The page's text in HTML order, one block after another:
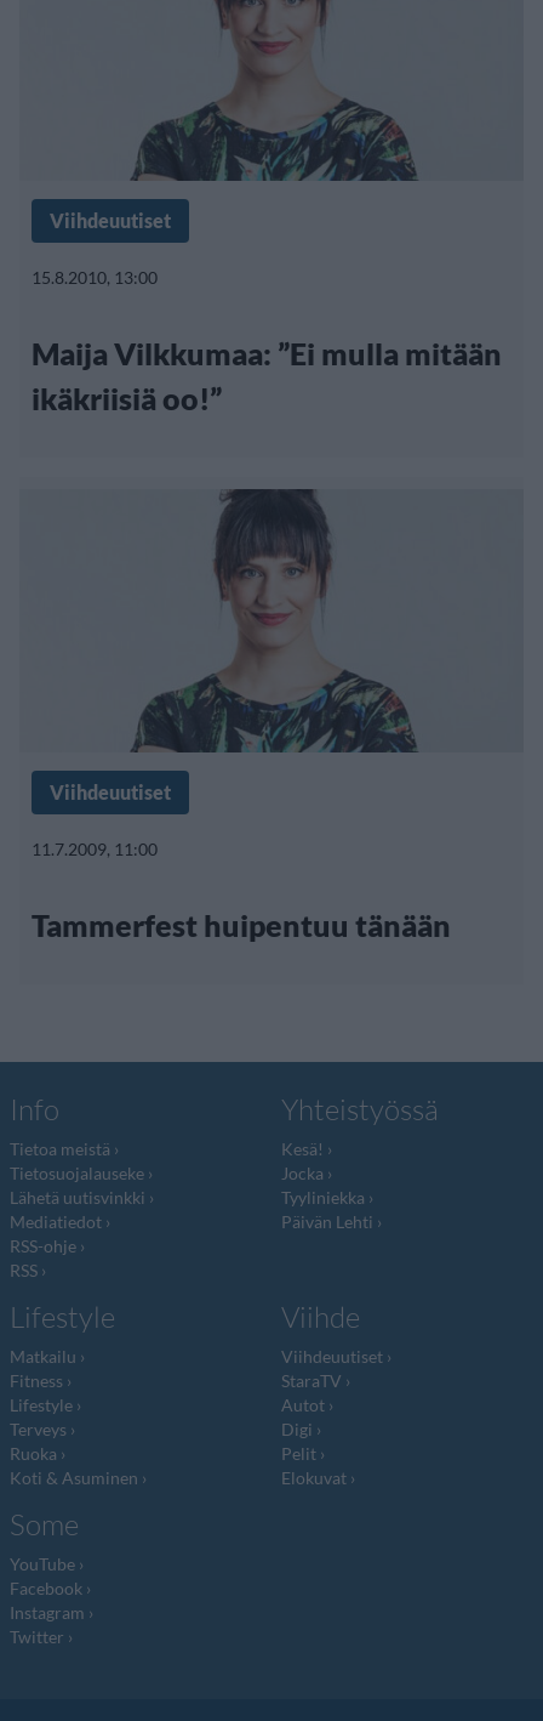
Viihdeuutiset
15.8.2010, 13:00
Maija Vilkkumaa: ”Ei mulla mitään
ikäkriisiä oo!”
Viihdeuutiset
11.7.2009, 11:00
Tammerfest huipentuu tänään
Info
Tietoa meistä
Tietosuojalauseke
Lähetä uutisvinkki
Mediatiedot
RSS-ohje
RSS
Yhteistyössä
Kesä!
Jocka
Tyyliniekka
Päivän Lehti
Lifestyle
Matkailu
Fitness
Lifestyle
Terveys
Ruoka
Koti & Asuminen
Viihde
Viihdeuutiset
StaraTV
Autot
Digi
Pelit
Elokuvat
Some
YouTube
Facebook
Instagram
Twitter